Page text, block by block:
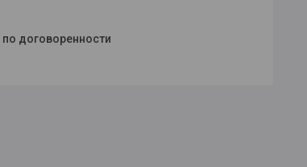
по договоренности